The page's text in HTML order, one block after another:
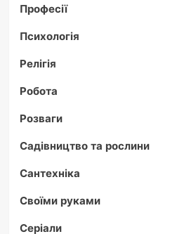
Професії
Психологія
Релігія
Робота
Розваги
Садівництво та рослини
Сантехніка
Своїми руками
Серіали